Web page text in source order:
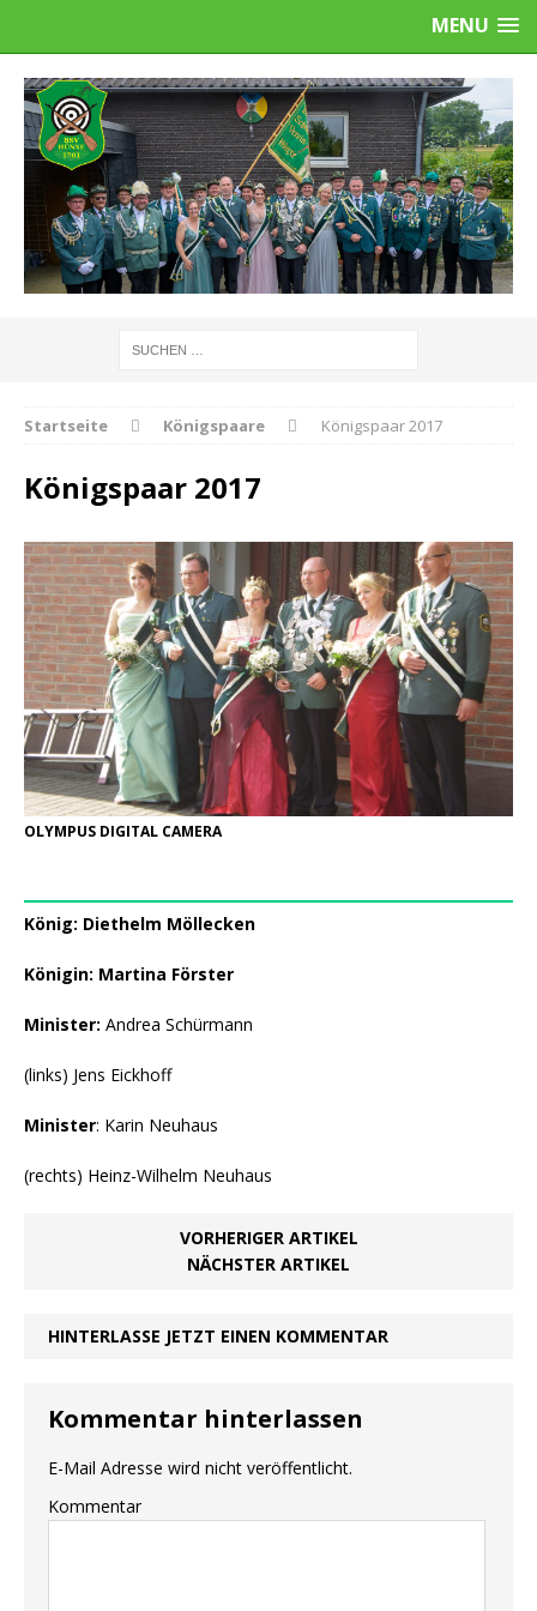
MENU
Startseite Königspaare Königspaar 2017
Königspaar 2017
OLYMPUS DIGITAL CAMERA
König: Diethelm Möllecken
Königin: Martina Förster
Minister: Andrea Schürmann
(links) Jens Eickhoff
Minister: Karin Neuhaus
(rechts) Heinz-Wilhelm Neuhaus
VORHERIGER ARTIKEL
NÄCHSTER ARTIKEL
HINTERLASSE JETZT EINEN KOMMENTAR
Kommentar hinterlassen
E-Mail Adresse wird nicht veröffentlicht.
Kommentar